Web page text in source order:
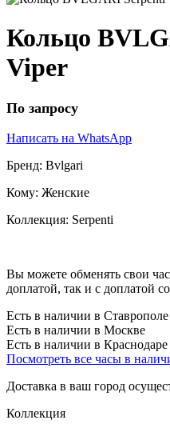
Кольцо
Viper
По запросу
Написать на WhatsApp
Бренд: Bvlgari
Кому: Женские
Коллекция: Serpenti
Вы можете обменять свои
доплатой, так и с доплатой
Есть в наличии в Ставрополе
Есть в наличии в Москве
Есть в наличии в Краснодаре
Посмотреть все часы в
Доставка в ваш город
Коллекция